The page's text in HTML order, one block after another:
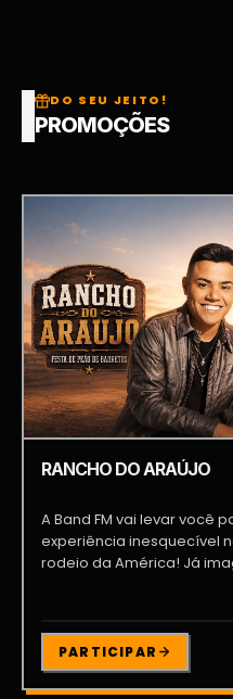
DO SEU JEITO!
PROMOÇÕES
RANCHO DO ARAÚJO
A Band FM vai levar você
experiência inesquecível
rodeio da
PARTICIPAR